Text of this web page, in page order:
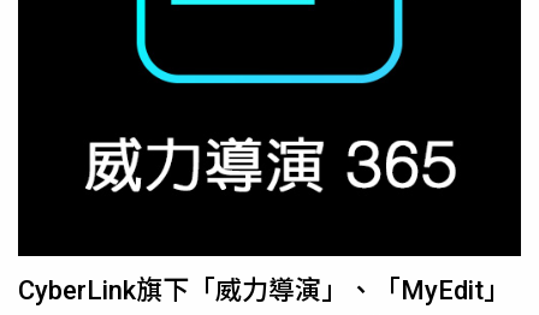
CyberLink旗下「威力導演」、「MyEdit」